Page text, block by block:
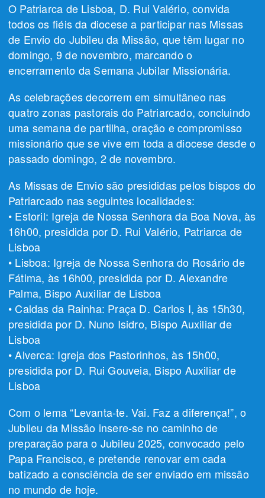
O Patriarca de Lisboa, D. Rui Valério, convida
todos os fiéis da diocese a participar nas Missas
de Envio do Jubileu da Missão, que têm lugar no
domingo, 9 de novembro, marcando o
encerramento da Semana Jubilar Missionária.
As celebrações decorrem em simultâneo nas
quatro zonas pastorais do Patriarcado, concluindo
uma semana de partilha, oração e compromisso
missionário que se vive em toda a diocese desde o
passado domingo, 2 de novembro.
As Missas de Envio são presididas pelos bispos do
Patriarcado nas seguintes localidades:
• Estoril: Igreja de Nossa Senhora da Boa Nova, às
16h00, presidida por D. Rui Valério, Patriarca de
Lisboa
• Lisboa: Igreja de Nossa Senhora do Rosário de
Fátima, às 16h00, presidida por D. Alexandre
Palma, Bispo Auxiliar de Lisboa
• Caldas da Rainha: Praça D. Carlos I, às 15h30,
presidida por D. Nuno Isidro, Bispo Auxiliar de
Lisboa
• Alverca: Igreja dos Pastorinhos, às 15h00,
presidida por D. Rui Gouveia, Bispo Auxiliar de
Lisboa
Com o lema “Levanta-te. Vai. Faz a diferença!”, o
Jubileu da Missão insere-se no caminho de
preparação para o Jubileu 2025, convocado pelo
Papa Francisco, e pretende renovar em cada
batizado a consciência de ser enviado em missão
no mundo de hoje.